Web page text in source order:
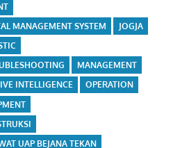
MANAGEMENT SYSTEM
JOGJA
MANAGEMENT
INTELLIGENCE
OPERATION
UAP BEJANA TEKAN